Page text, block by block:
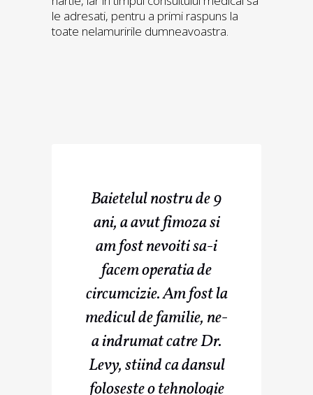
le adresati, pentru a primi raspuns la
toate nelamuririle dumneavoastra.
Baietelul nostru de 9
ani, a avut fimoza si
am fost nevoiti sa-i
facem operatia de
circumcizie. Am fost la
medicul de familie, ne-
a indrumat catre Dr.
Levy, stiind ca dansul
foloseste o tehnologie